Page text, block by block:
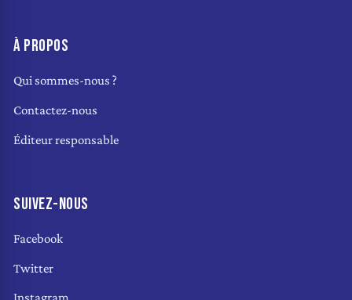
À PROPOS
Qui sommes-nous ?
Contactez-nous
Éditeur responsable
SUIVEZ-NOUS
Facebook
Twitter